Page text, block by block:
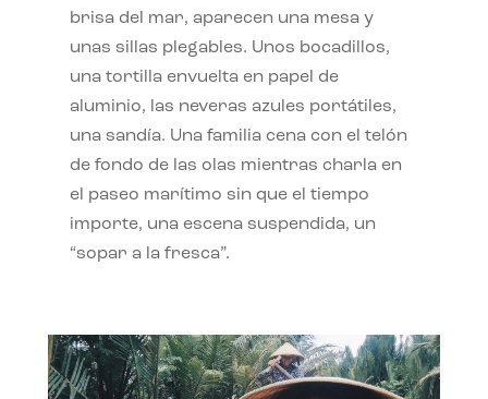
brisa del mar, aparecen una mesa y
unas sillas plegables. Unos bocadillos,
una tortilla envuelta en papel de
aluminio, las neveras azules portátiles,
una sandía. Una familia cena con el telón
de fondo de las olas mientras charla en
el paseo marítimo sin que el tiempo
importe, una escena suspendida, un
“sopar a la fresca”.